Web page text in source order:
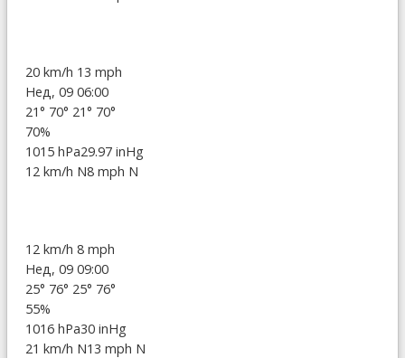
20 km/h 13 mph
Нед, 09 06:00
21° 70° 21° 70°
70%
1015 hPa29.97 inHg
12 km/h N8 mph N
12 km/h 8 mph
Нед, 09 09:00
25° 76° 25° 76°
55%
1016 hPa30 inHg
21 km/h N13 mph N